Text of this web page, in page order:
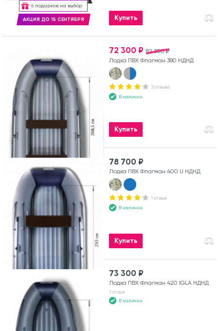
6 подарков на выбор
АКЦИЯ ДО 15 СЕНТЯБРЯ Купить
82 300 ₽
72 300 ₽
Лодка ПВХ Флагман 380 НДНД
3 отзыва
В наличии
Купить
78 700 ₽
Лодка ПВХ Флагман 400 U НДНД
1 отзыв
В наличии
Купить
73 300 ₽
Лодка ПВХ Флагман 420 IGLA НДНД
1 отзыв
В наличии